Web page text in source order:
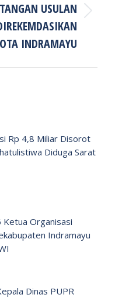
USULAN
INDRAMAYU
Rp 4,8 Miliar Disorot
Diduga Sarat
Ketua Organisasi
Indramayu
Dinas PUPR